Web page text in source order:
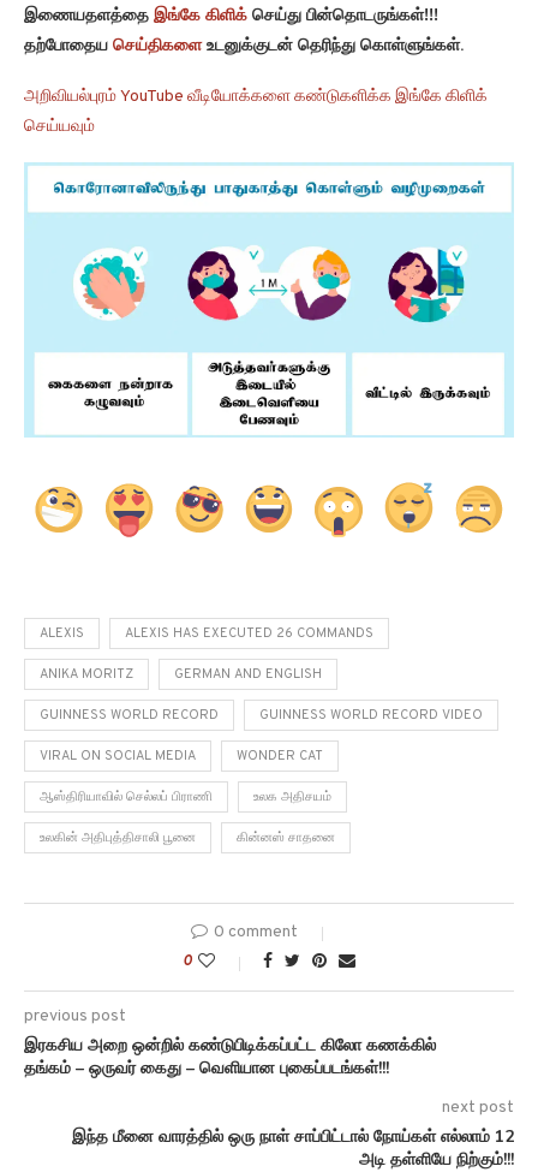
இணையதளத்தை இங்கே கிளிக் செய்து பின்தொடருங்கள்!!!
தற்போதைய செய்திகளைஉடனுக்குடன் தெரிந்து கொள்ளுங்கள்.
அறிவியல்புரம் YouTube வீடியோக்களை கண்டுகளிக்க இங்கே கிளிக்
செய்யவும்
ALEXIS ALEXIS HAS EXECUTED 26 COMMANDS
ANIKA MORITZ GERMAN AND ENGLISH
GUINNESS WORLD RECORD GUINNESS WORLD RECORD VIDEO
VIRAL ON SOCIAL MEDIA WONDER CAT
ஆஸ்திரியாவில் செல்லப் பிராணி உலக அதிசயம்
உலகின் அதிபுத்திசாலி பூனை கின்னஸ் சாதனை
0 comment
0
previous post
இரகசிய அறை ஒன்றில் கண்டுபிடிக்கப்பட்ட கிலோ கணக்கில்
தங்கம் – ஒருவர் கைது – வெளியான புகைப்படங்கள்!!!
next post
இந்த மீனை வாரத்தில் ஒரு நாள் சாப்பிட்டால் நோய்கள் எல்லாம் 12
அடி தள்ளியே நிற்கும்!!!